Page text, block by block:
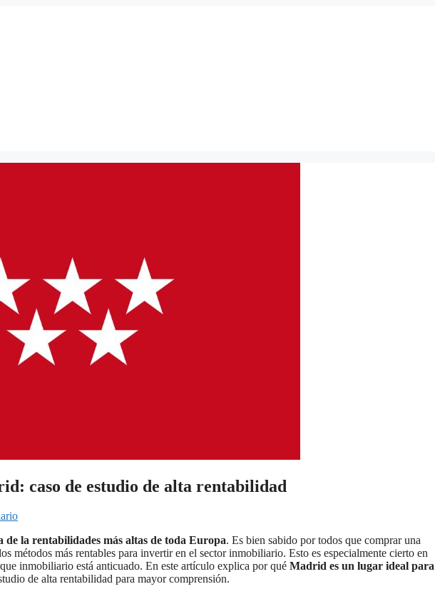
caso de estudio de alta rentabilidad
la rentabilidades más altas de toda Europa. Es bien sabido por todos que comprar una
métodos más rentables para invertir en el sector inmobiliario. Esto es especialmente cierto en
inmobiliario está anticuado. En este artículo explica por qué Madrid es un lugar ideal para
de alta rentabilidad para mayor comprensión.